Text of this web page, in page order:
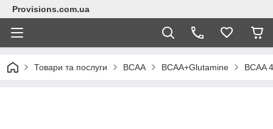
Provisions.com.ua
Товари та послуги BCAA BCAA+Glutamine BCAA